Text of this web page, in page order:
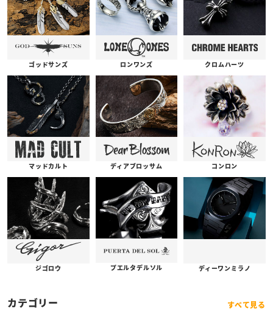
ゴッドサンズ ロンワンズ クロムハーツ
マッドカルト ディアブロッサム コンロン
ジゴロウ プエルタデルソル ディーワンミラノ
カテゴリー すべて見る